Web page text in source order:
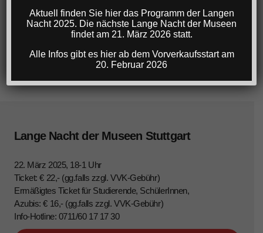
Lange Nacht der Museen Stuttgart
22. März 2025, 18-1 Uhr
Ticket: € 22,- (gg.falls zzgl. VVK-Gebühr)
Ermäßigtes Ticket für Studierende, SchülerInnen,
Azubis: € 16,- (gg.falls zzgl. VVK-Gebühr)
Info-Hotline: 0711/60 17 17 30
Aktuell finden Sie hier das Programm der Langen
Nacht 2025. Die nächste Lange Nacht der Museen
findet am 21. März 2026 statt.
Alle Infos gibt es hier ab dem Vorverkaufsstart am
20. Februar 2026